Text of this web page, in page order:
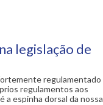
legislação de
regulamentado
regulamentos aos
a espinha dorsal da nossa